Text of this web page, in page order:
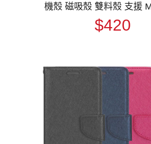
機殼 磁吸殼 雙料殼 支援
$420